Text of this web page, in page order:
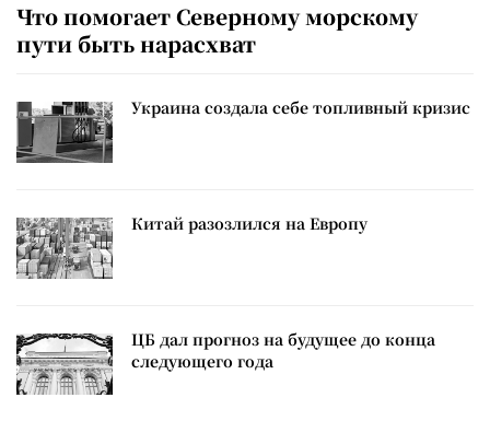
Что помогает Северному морскому
пути быть нарасхват
Украина создала себе топливный кризис
Китай разозлился на Европу
ЦБ дал прогноз на будущее до конца
следующего года